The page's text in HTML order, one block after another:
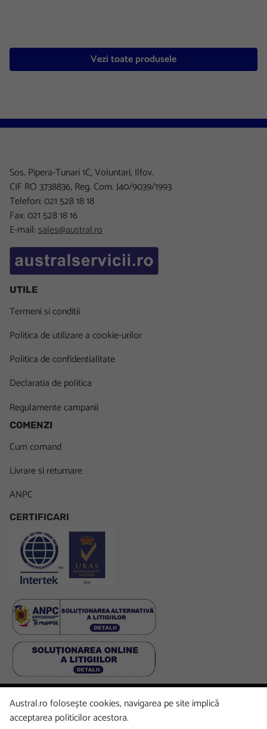
Vezi toate produsele
Sos. Pipera-Tunari 1C, Voluntari, Ilfov.
CIF RO 3738836, Reg. Com. J40/9039/1993
Telefon: 021 528 18 18
Fax: 021 528 18 16
E-mail:sales@austral.ro
UTILE
Termeni si conditii
Politica de utilizare a cookie-urilor
Politica de confidentialitate
Declaratia de politica
Regulamente campanii
COMENZI
Cum comand
Livrare si returnare
ANPC
CERTIFICARI
FacebookLinkedInInstagramYoutube
Austral.ro folosește cookies, navigarea pe site implică
acceptarea politicilor acestora.